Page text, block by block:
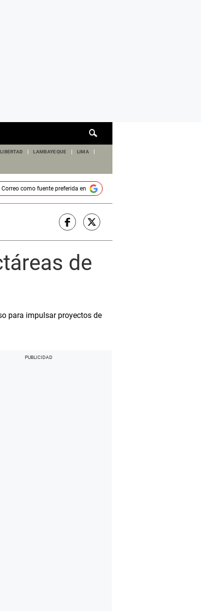
de
LAMBAYEQUE LIMA
Correocomo fuente preferida en
de
para impulsar proyectos de